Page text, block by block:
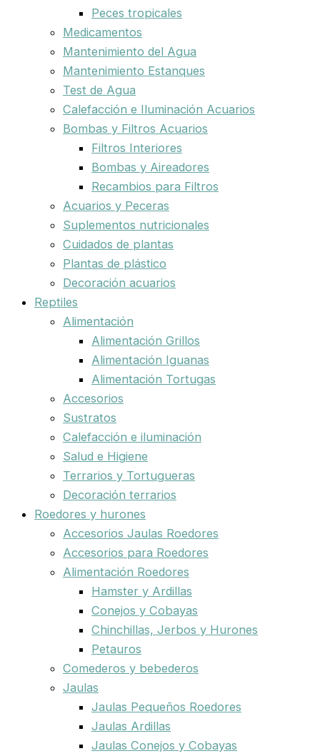
Peces tropicales
Medicamentos
Mantenimiento del Agua
Mantenimiento Estanques
Test de Agua
Calefacción e Iluminación Acuarios
Bombas y Filtros Acuarios
Filtros Interiores
Bombas y Aireadores
Recambios para Filtros
Acuarios y Peceras
Suplementos nutricionales
Cuidados de plantas
Plantas de plástico
Decoración acuarios
Reptiles
Alimentación
Alimentación Grillos
Alimentación Iguanas
Alimentación Tortugas
Accesorios
Sustratos
Calefacción e iluminación
Salud e Higiene
Terrarios y Tortugueras
Decoración terrarios
Roedores y hurones
Accesorios Jaulas Roedores
Accesorios para Roedores
Alimentación Roedores
Hamster y Ardillas
Conejos y Cobayas
Chinchillas, Jerbos y Hurones
Petauros
Comederos y bebederos
Jaulas
Jaulas Pequeños Roedores
Jaulas Ardillas
Jaulas Conejos y Cobayas